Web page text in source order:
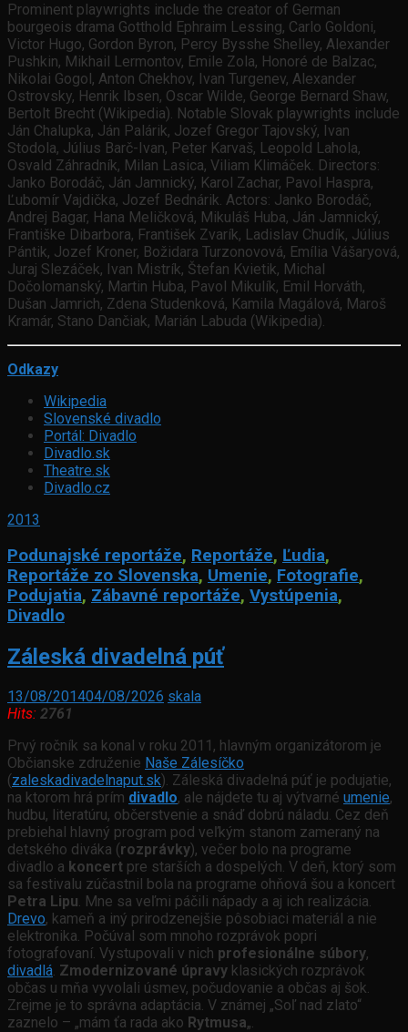
Prominent playwrights include the creator of German
bourgeois drama Gotthold Ephraim Lessing, Carlo Goldoni,
Victor Hugo, Gordon Byron, Percy Bysshe Shelley, Alexander
Pushkin, Mikhail Lermontov, Emile Zola, Honoré de Balzac,
Nikolai Gogol, Anton Chekhov, Ivan Turgenev, Alexander
Ostrovsky, Henrik Ibsen, Oscar Wilde, George Bernard Shaw,
Bertolt Brecht (Wikipedia). Notable Slovak playwrights include
Ján Chalupka, Ján Palárik, Jozef Gregor Tajovský, Ivan
Stodola, Július Barč-Ivan, Peter Karvaš, Leopold Lahola,
Osvald Záhradník, Milan Lasica, Viliam Klimáček. Directors:
Janko Borodáč, Ján Jamnický, Karol Zachar, Pavol Haspra,
Ľubomír Vajdička, Jozef Bednárik. Actors: Janko Borodáč,
Andrej Bagar, Hana Meličková, Mikuláš Huba, Ján Jamnický,
Františke Dibarbora, František Zvarík, Ladislav Chudík, Július
Pántik, Jozef Kroner, Božidara Turzonovová, Emília Vášaryová,
Juraj Slezáček, Ivan Mistrík, Štefan Kvietik, Michal
Dočolomanský, Martin Huba, Pavol Mikulík, Emil Horváth,
Dušan Jamrich, Zdena Studenková, Kamila Magálová, Maroš
Kramár, Stano Dančiak, Marián Labuda (Wikipedia).
Odkazy
Wikipedia
Slovenské divadlo
Portál: Divadlo
Divadlo.sk
Theatre.sk
Divadlo.cz
2013
Podunajské reportáže, Reportáže, Ľudia,
Reportáže zo Slovenska, Umenie, Fotografie,
Podujatia, Zábavné reportáže, Vystúpenia,
Divadlo
Záleská divadelná púť
13/08/201404/08/2026 skala
Hits: 2761
Prvý ročník sa konal v roku 2011, hlavným organizátorom je
Občianske združenie Naše Zálesíčko
(zaleskadivadelnaput.sk). Záleská divadelná púť je podujatie,
na ktorom hrá prím divadlo, ale nájdete tu aj výtvarné umenie,
hudbu, literatúru, občerstvenie a snáď dobrú náladu. Cez deň
prebiehal hlavný program pod veľkým stanom zameraný na
detského diváka (rozprávky), večer bolo na programe
divadlo a koncert pre starších a dospelých. V deň, ktorý som
sa festivalu zúčastnil bola na programe ohňová šou a koncert
Petra Lipu. Mne sa veľmi páčili nápady a aj ich realizácia.
Drevo, kameň a iný prirodzenejšie pôsobiaci materiál a nie
elektronika. Počúval som mnoho rozprávok popri
fotografovaní. Vystupovali v nich profesionálne súbory,
divadlá. Zmodernizované úpravy klasických rozprávok
občas u mňa vyvolali úsmev, počudovanie a občas aj šok.
Zrejme je to správna adaptácia. V známej „Soľ nad zlato“
zaznelo – „mám ťa rada ako Rytmusa„.